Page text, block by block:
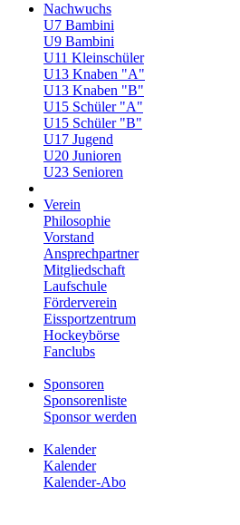
Nachwuchs
U7 Bambini
U9 Bambini
U11 Kleinschüler
U13 Knaben "A"
U13 Knaben "B"
U15 Schüler "A"
U15 Schüler "B"
U17 Jugend
U20 Junioren
U23 Senioren
Verein
Philosophie
Vorstand
Ansprechpartner
Mitgliedschaft
Laufschule
Förderverein
Eissportzentrum
Hockeybörse
Fanclubs
Sponsoren
Sponsorenliste
Sponsor werden
Kalender
Kalender
Kalender-Abo